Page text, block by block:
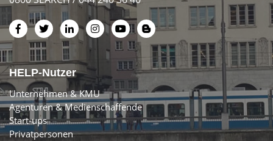
HELP-Nutzer
Unternehmen & KMU
Agenturen & Medienschaffende
Start-ups
Privatpersonen